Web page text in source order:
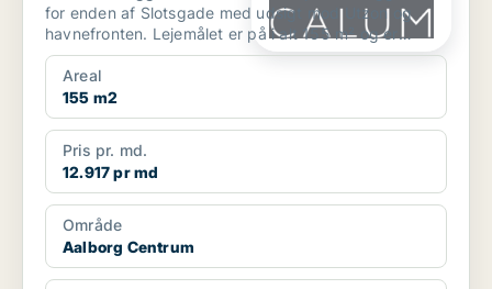
for enden af Slotsgade med udsigt mod Utzon og
havnefronten. Lejemålet er på i alt 155 m² og er
belig...
Areal
155 m2
Pris pr. md.
12.917 pr md
Område
Aalborg Centrum